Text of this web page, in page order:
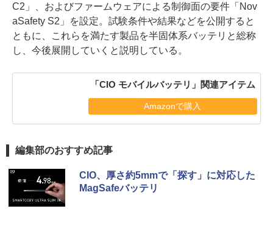
C2」、およびファームウェアによる制御面の要件「Nov
aSafety S2」を設定。試験条件や結果などを公開すると
ともに、これらを満たす製品を半固体系バッテリと総称
し、今後展開していくと説明している。
「CIO モバイルバッテリ」関連アイテム
Amazonで購入
編集部のおすすめ記事
CIO、厚さ約5mmで「探す」に対応した
MagSafeバッテリ